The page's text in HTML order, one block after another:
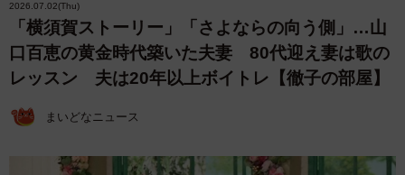
2026.07.02(Thu)
「横須賀ストーリー」「さよならの向う側」…山
口百恵の黄金時代築いた夫妻 80代迎え妻は歌の
レッスン 夫は20年以上ボイトレ【徹子の部屋】
まいどなニュース